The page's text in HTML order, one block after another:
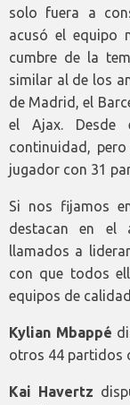
solo fuera a
acusó el equipo
cumbre de la
similar al de los
de Madrid, el
el Ajax. Desde
continuidad,
jugador con 31
Si nos fijamos
destacan en el
llamados a
con que todos
equipos de
Kylian Mbappé
otros 44 partidos
Kai Havertz